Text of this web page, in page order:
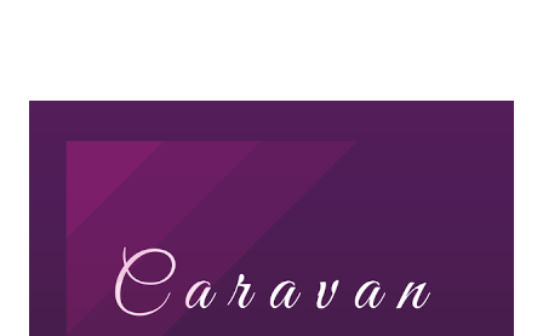
parte de un David contra Goliat. Cuento con vosotros.